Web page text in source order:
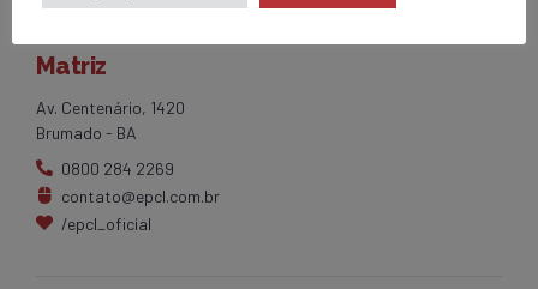
Matriz
Av. Centenário, 1420
Brumado - BA
0800 284 2269
contato@epcl.com.br
/epcl_oficial